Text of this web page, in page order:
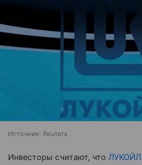
Источник: Reuters
Инвесторы считают, чтоЛУКОЙЛ